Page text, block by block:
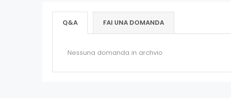
Q&A FAI UNA DOMANDA
Nessuna domanda in archvio